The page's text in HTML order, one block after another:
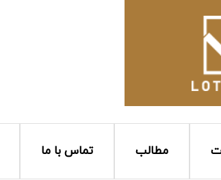
مطالب تماس با ما